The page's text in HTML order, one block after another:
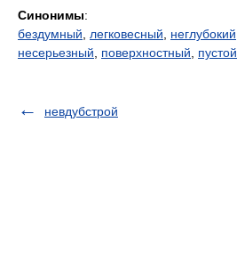
Синонимы:
бездумный
легковесный неглубокий
несерьезный
поверхностный пустой
невдубстрой